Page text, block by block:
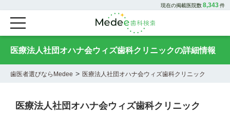
現在の掲載医院数8,343件
医療法人社団オハナ会ウィズ歯科クリニックの詳細情報
歯医者選びならMedee > 医療法人社団オハナ会ウィズ歯科クリニック
医療法人社団オハナ会ウィズ歯科クリニック